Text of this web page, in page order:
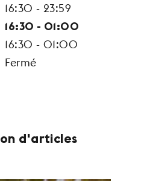
16:30 - 23:59
16:30 - 01:00
16:30 - 01:00
Fermé
d'articles